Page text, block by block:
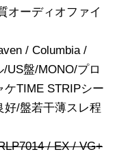
オーディオファイ
/ Columbia /
US盤/MONO/プロ
ケTIME STRIPシー
好/盤若干薄スレ程
/ EX / VG+